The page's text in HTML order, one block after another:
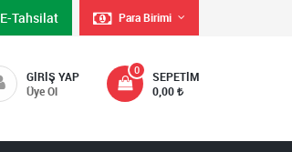
E-Tahsilat Para Birimi
SEPETIM
0
0,00
GIRIŞ YAP
Üye Ol